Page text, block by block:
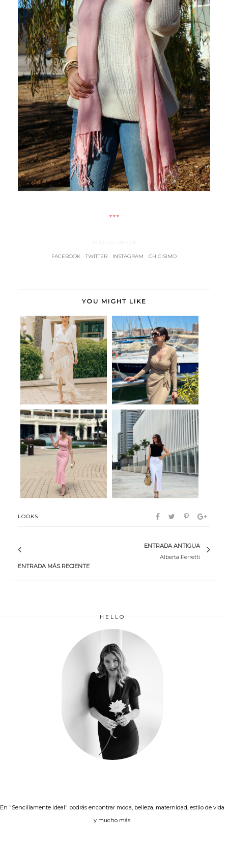
♥♥♥
FACEBOOK -TWITTER INSTAGRAM CHICISIMO
YOU MIGHT LIKE
Manila Gio
Sweet me Tendencia
LOOKS
ENTRADA MÁS RECIENTE
ENTRADA ANTIGUA
Alberta Ferretti
HELLO
En "Sencillamente ideal" podrás encontrar moda, belleza, maternidad, estilo de vida
y mucho más.